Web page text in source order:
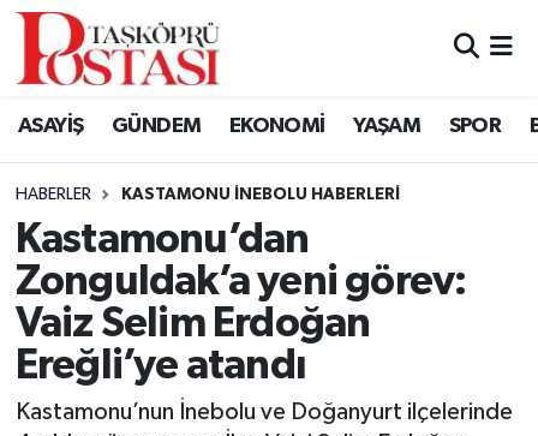
ASAYİŞ GÜNDEM EKONOMİ YAŞAM SPOR
HABERLER KASTAMONU İNEBOLU HABERLERI
Kastamonu’dan
Zonguldak’a yeni görev:
Vaiz Selim Erdoğan
Ereğli’ye atandı
Kastamonu’nun İnebolu ve Doğanyurt ilçelerinde
Kastamonu Vefat Edenler
Araç Haberleri
Azdavay Haberleri
Bozkurt Haberleri